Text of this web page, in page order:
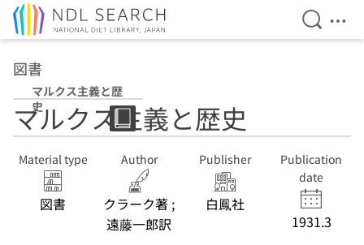
Open
図書
マルクス主義と歴
史
マルクス主義と歴史
Material type
図書
Author
クラーク著 ;
遠藤一郎訳
Publisher
白鳳社
Publication
date
1931.3